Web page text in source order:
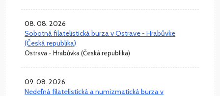
08. 08. 2026
Sobotná filatelistická burza v Ostrave - Hrabůvke
(Česká republika)
Ostrava - Hrabůvka (Česká republika)
09. 08. 2026
Nedeľná filatelistická a numizmatická burza v